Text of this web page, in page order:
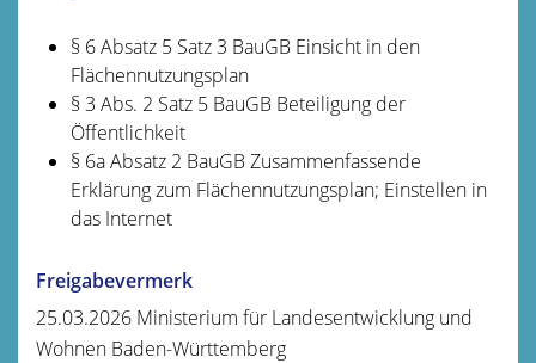
§ 6 Absatz 5 Satz 3 BauGB Einsicht in den
Flächennutzungsplan
§ 3 Abs. 2 Satz 5 BauGB Beteiligung der
Öffentlichkeit
§ 6a Absatz 2 BauGB Zusammenfassende
Erklärung zum Flächennutzungsplan; Einstellen in
das Internet
Freigabevermerk
25.03.2026 Ministerium für Landesentwicklung und
Wohnen Baden-Württemberg